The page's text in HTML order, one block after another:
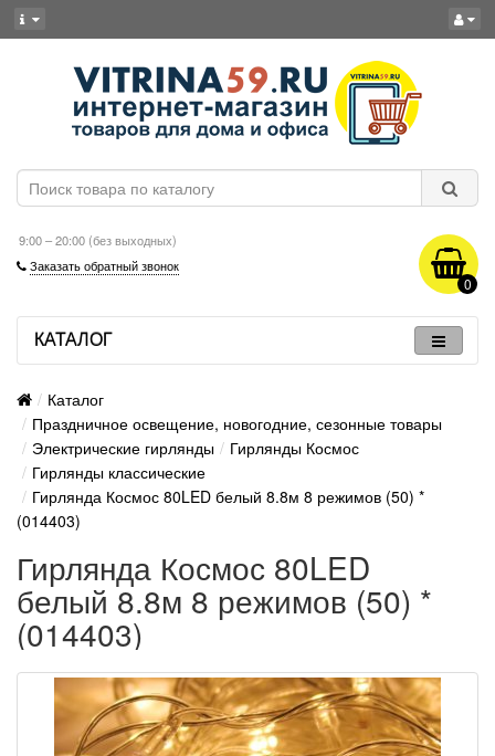
9:00 – 20:00 (без выходных)
Заказать обратный звонок
0
КАТАЛОГ
Каталог
Праздничное освещение, новогодние, сезонные товары
Электрические гирлянды
Гирлянды Космос
Гирлянды классические
Гирлянда Космос 80LED белый 8.8м 8 режимов (50) *
(014403)
Гирлянда Космос 80LED
белый 8.8м 8 режимов (50) *
(014403)